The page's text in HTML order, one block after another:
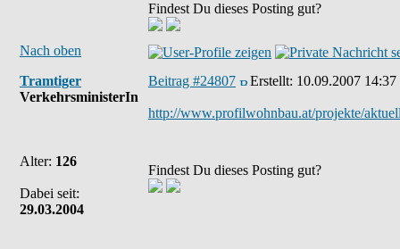
Findest Du dieses Posting gut?
Nach oben
Tramtiger
VerkehrsministerIn
Alter: 126
Dabei seit:
29.03.2004
Beitrag #24807 Erstellt: 10.09.2007 14:37
http://www.profilwohnbau.at/projekte/
Findest Du dieses Posting gut?